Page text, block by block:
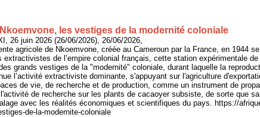
les vestiges de la modernité coloniale
26 juin 2026 (26/06/2026), 26/06/2026,
agricole de Nkoemvone, créée au Cameroun par la France, en 1944
extractivistes de l’empire colonial français, cette station expérimentale de
grands vestiges de la "modernité" coloniale, durant laquelle la
l’activité extractiviste dominante, s'appuyant sur l'agriculture
de vie, de recherche et de production, comme un instrument de
de recherche sur les plants de cacaoyer subsiste, de sorte que
avec les réalités économiques et scientifiques du pays. https://
de-la-modernite-coloniale